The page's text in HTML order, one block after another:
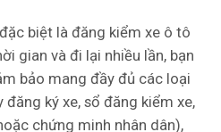
biệt là đăng kiểm xe ô tô
gian và đi lại nhiều lần, bạn
bảo mang đầy đủ các loại
ký xe, sổ đăng kiểm xe,
chứng minh nhân dân),